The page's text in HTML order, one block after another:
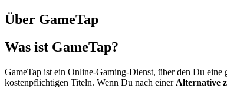
Über GameTap
Was ist GameTap?
GameTap ist ein Online-Gaming-Dienst, über den Du
kostenpflichtigen Titeln. Wenn Du nach einer Alternative